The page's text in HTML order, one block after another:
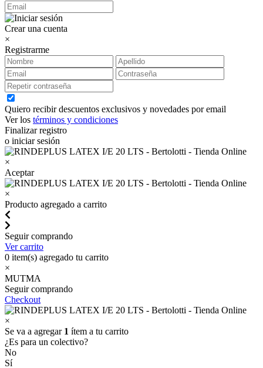
Crear una cuenta
×
Registrarme
Quiero recibir descuentos exclusivos y novedades por email
Ver los términos y condiciones
Finalizar registro
o iniciar sesión
×
Aceptar
×
Producto agregado a carrito
Seguir comprando
Ver carrito
0 item(s) agregado tu carrito
×
MUTMA
Seguir comprando
Checkout
×
Se va a agregar 1 ítem a tu carrito
¿Es para un colectivo?
No
Sí